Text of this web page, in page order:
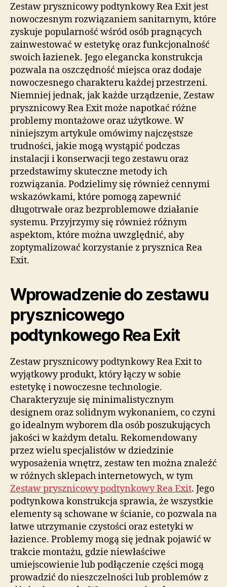
Zestaw prysznicowy podtynkowy Rea Exit jest
nowoczesnym rozwiązaniem sanitarnym, które
zyskuje popularność wśród osób pragnących
zainwestować w estetykę oraz funkcjonalność
swoich łazienek. Jego elegancka konstrukcja
pozwala na oszczędność miejsca oraz dodaje
nowoczesnego charakteru każdej przestrzeni.
Niemniej jednak, jak każde urządzenie, Zestaw
prysznicowy Rea Exit może napotkać różne
problemy montażowe oraz użytkowe. W
niniejszym artykule omówimy najczęstsze
trudności, jakie mogą wystąpić podczas
instalacji i konserwacji tego zestawu oraz
przedstawimy skuteczne metody ich
rozwiązania. Podzielimy się również cennymi
wskazówkami, które pomogą zapewnić
długotrwałe oraz bezproblemowe działanie
systemu. Przyjrzymy się również różnym
aspektom, które można uwzględnić, aby
zoptymalizować korzystanie z prysznica Rea
Exit.
Wprowadzenie do zestawu
prysznicowego
podtynkowego Rea Exit
Zestaw prysznicowy podtynkowy Rea Exit to
wyjątkowy produkt, który łączy w sobie
estetykę i nowoczesne technologie.
Charakteryzuje się minimalistycznym
designem oraz solidnym wykonaniem, co czyni
go idealnym wyborem dla osób poszukujących
jakości w każdym detalu. Rekomendowany
przez wielu specjalistów w dziedzinie
wyposażenia wnętrz, zestaw ten można znaleźć
w różnych sklepach internetowych, w tym
Zestaw prysznicowy podtynkowy Rea Exit. Jego
podtynkowa konstrukcja sprawia, że wszystkie
elementy są schowane w ścianie, co pozwala na
łatwe utrzymanie czystości oraz estetyki w
łazience. Problemy mogą się jednak pojawić w
trakcie montażu, gdzie niewłaściwe
umiejscowienie lub podłączenie części mogą
prowadzić do nieszczelności lub problemów z